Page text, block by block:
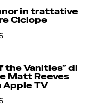
in trattative
Ciclope
the Vanities” di
Matt Reeves
Apple TV